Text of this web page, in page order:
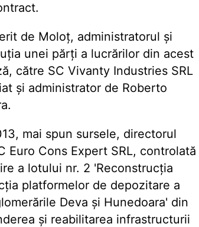
de Moloț, administratorul și
unei părți a lucrărilor din acest
către SC Vivanty Industries SRL
și administrator de Roberto
mai spun sursele, directorul
Euro Cons Expert SRL, controlată
a lotului nr. 2 'Reconstrucția
platformelor de depozitare a
Deva și Hunedoara' din
și reabilitarea infrastructurii